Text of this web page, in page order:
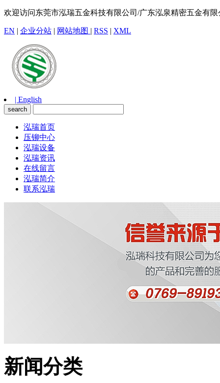
欢迎访问东莞市泓瑞五金科技有限公司/广东泓泉精密五金有
EN | 企业分站 | 网站地图 | RSS | XML
| English
泓瑞首页
压铆中心
泓瑞设备
泓瑞资讯
在线留言
泓瑞简介
联系泓瑞
新闻分类